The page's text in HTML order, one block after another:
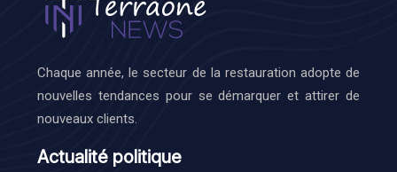
Chaque année, le secteur de la restauration adopte de
nouvelles tendances pour se démarquer et attirer de
nouveaux clients.
Actualité politique